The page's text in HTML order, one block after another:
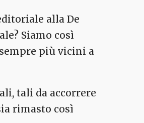
alla De
Siamo così
più vicini a
tali da accorrere
rimasto così